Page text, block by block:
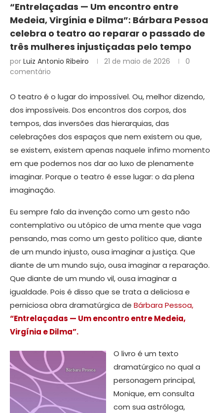
“Entrelaçadas — Um encontro entre
Medeia, Virgínia e Dilma”: Bárbara Pessoa
celebra o teatro ao reparar o passado de
três mulheres injustiçadas pelo tempo
por Luiz Antonio Ribeiro 21 de maio de 2026
0
comentário
O teatro é o lugar do impossível. Ou, melhor dizendo,
dos impossíveis. Dos encontros dos corpos, dos
tempos, das inversões das hierarquias, das
celebrações dos espaços que nem existem ou que,
se existem, existem apenas naquele ínfimo momento
em que podemos nos dar ao luxo de plenamente
imaginar. Porque o teatro é esse lugar: o da plena
imaginação.
Eu sempre falo da invenção como um gesto não
contemplativo ou utópico de uma mente que vaga
pensando, mas como um gesto político que, diante
de um mundo injusto, ousa imaginar a justiça. Que
diante de um mundo sujo, ousa imaginar a reparação.
Que diante de um mundo vil, ousa imaginar a
igualdade. Pois é disso que se trata a deliciosa e
perniciosa obra dramatúrgica de Bárbara Pessoa,
“Entrelaçadas — Um encontro entre Medeia,
Virgínia e Dilma”.
O livro é um texto
dramatúrgico no qual a
personagem principal,
Monique, em consulta
com sua astróloga,